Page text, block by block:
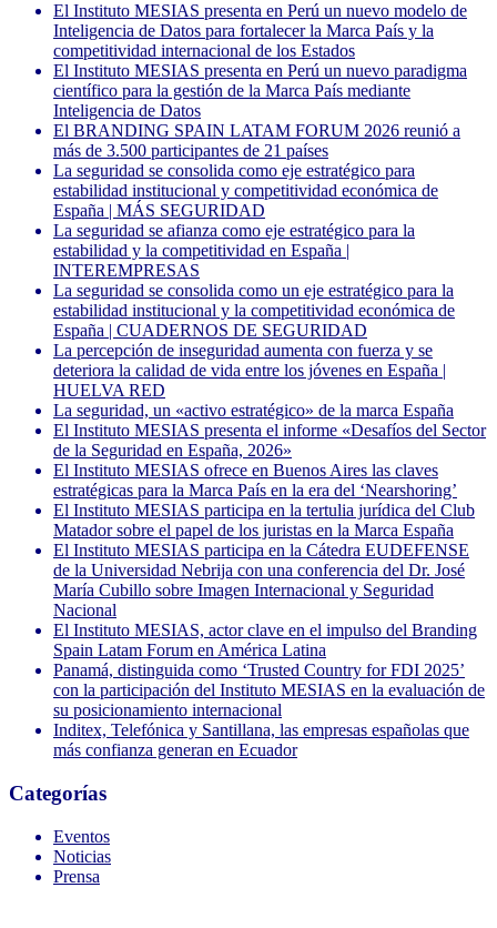
El Instituto MESIAS presenta en Perú un nuevo modelo de
Inteligencia de Datos para fortalecer la Marca País y la
competitividad internacional de los Estados
El Instituto MESIAS presenta en Perú un nuevo paradigma
científico para la gestión de la Marca País mediante
Inteligencia de Datos
El BRANDING SPAIN LATAM FORUM 2026 reunió a
más de 3.500 participantes de 21 países
La seguridad se consolida como eje estratégico para
estabilidad institucional y competitividad económica de
España | MÁS SEGURIDAD
La seguridad se afianza como eje estratégico para la
estabilidad y la competitividad en España |
INTEREMPRESAS
La seguridad se consolida como un eje estratégico para la
estabilidad institucional y la competitividad económica de
España | CUADERNOS DE SEGURIDAD
La percepción de inseguridad aumenta con fuerza y se
deteriora la calidad de vida entre los jóvenes en España |
HUELVA RED
La seguridad, un «activo estratégico» de la marca España
El Instituto MESIAS presenta el informe «Desafíos del Sector
de la Seguridad en España, 2026»
El Instituto MESIAS ofrece en Buenos Aires las claves
estratégicas para la Marca País en la era del ‘Nearshoring’
El Instituto MESIAS participa en la tertulia jurídica del Club
Matador sobre el papel de los juristas en la Marca España
El Instituto MESIAS participa en la Cátedra EUDEFENSE
de la Universidad Nebrija con una conferencia del Dr. José
María Cubillo sobre Imagen Internacional y Seguridad
Nacional
El Instituto MESIAS, actor clave en el impulso del Branding
Spain Latam Forum en América Latina
Panamá, distinguida como ‘Trusted Country for FDI 2025’
con la participación del Instituto MESIAS en la evaluación de
su posicionamiento internacional
Inditex, Telefónica y Santillana, las empresas españolas que
más confianza generan en Ecuador
Categorías
Eventos
Noticias
Prensa